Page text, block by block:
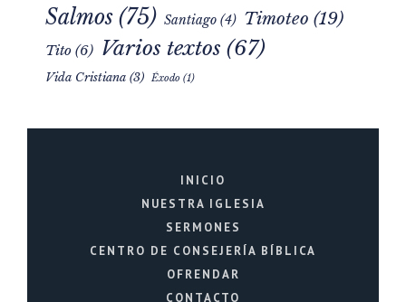
Oseas Romanos (13)
Salmos(75) Santiago (4) Timoteo
Tito (6) Varios textos (67)
INICIO
NUESTRA IGLESIA
SERMONES
CENTRO DE CONSEJERÍA BÍBLICA
OFRENDAR